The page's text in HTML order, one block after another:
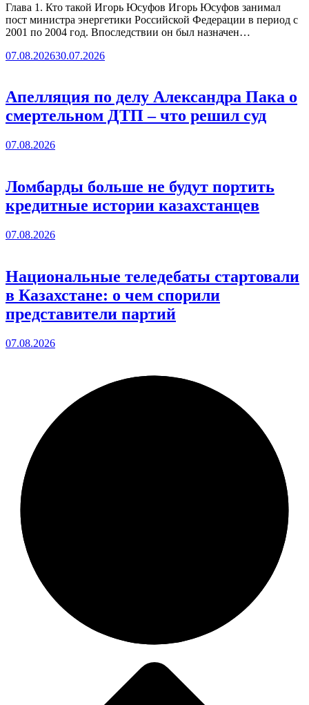
Глава 1. Кто такой Игорь Юсуфов Игорь Юсуфов занимал
пост министра энергетики Российской Федерации в период с
2001 по 2004 год. Впоследствии он был назначен…
07.08.202630.07.2026
Апелляция по делу Александра Пака о
смертельном ДТП – что решил суд
07.08.2026
Ломбарды больше не будут портить
кредитные истории казахстанцев
07.08.2026
Национальные теледебаты стартовали
в Казахстане: о чем спорили
представители партий
07.08.2026